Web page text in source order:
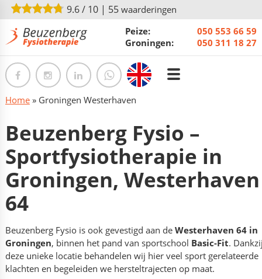
9.6/ 10 | 55 waarderingen
Peize:
050 553 66 59
Groningen:
050 311 18 27
Home» Groningen Westerhaven
Beuzenberg Fysio –
Sportfysiotherapie in
Groningen, Westerhaven
64
Beuzenberg Fysio is ook gevestigd aan de Westerhaven 64 in
Groningen, binnen het pand van sportschool Basic-Fit.
deze unieke locatie behandelen wij hier veel sport gerelateerde
klachten en begeleiden we hersteltrajecten op maat.